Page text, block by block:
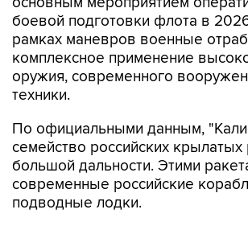
боевой подготовки флота в
рамках маневров военные
комплексное применение
оружия, современного
техники.
По официальными данным,
семейство российских крылатых
большой дальности. Этими
современные российские
подводные лодки.